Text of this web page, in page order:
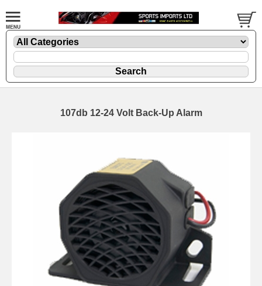
107db 12-24 Volt Back-Up Alarm